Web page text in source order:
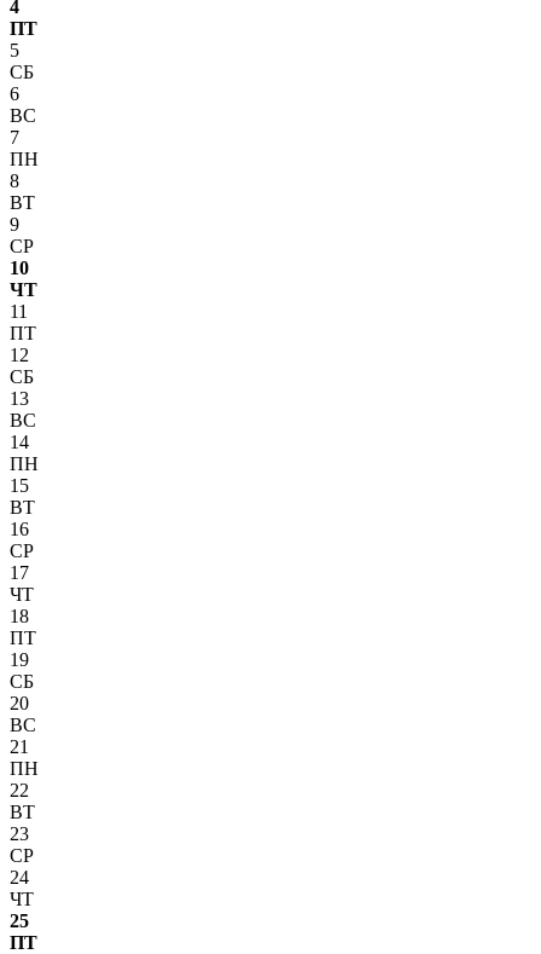
4
ПТ
5
СБ
6
ВС
7
ПН
8
ВТ
9
СР
10
ЧТ
11
ПТ
12
СБ
13
ВС
14
ПН
15
ВТ
16
СР
17
ЧТ
18
ПТ
19
СБ
20
ВС
21
ПН
22
ВТ
23
СР
24
ЧТ
25
ПТ